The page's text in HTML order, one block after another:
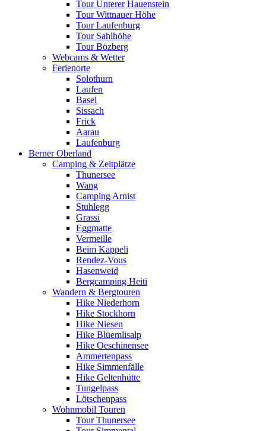
Tour Unterer Hauenstein
Tour Wittnauer Höhe
Tour Laufenburg
Tour Sahlhöhe
Tour Bözberg
Webcams & Wetter
Ferienorte
Solothurn
Laufen
Basel
Sissach
Frick
Aarau
Laufenburg
Berner Oberland
Camping & Zeltplätze
Thunersee
Wang
Camping Arnist
Stuhlegg
Grassi
Eggmatte
Vermeille
Beim Kappeli
Rendez-Vous
Hasenweid
Bergcamping Heiti
Wandern & Bergtouren
Hike Niederhorn
Hike Stockhorn
Hike Niesen
Hike Blüemlisalp
Hike Oeschinensee
Ammertenpass
Hike Simmenfälle
Hike Geltenhütte
Tungelpass
Lötschenpass
Wohnmobil Touren
Tour Thunersee